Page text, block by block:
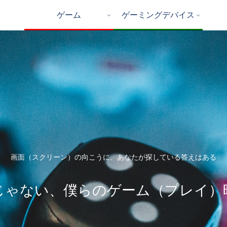
画面（スクリーン）の向こうに、あなたが探している答えはある
ゃない、僕らのゲーム（プレイ）
ゲーム ゲーミングデバイス